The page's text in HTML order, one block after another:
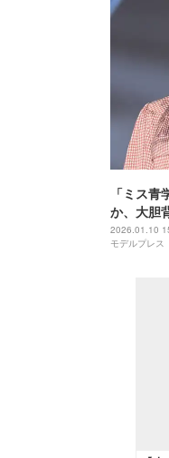
「ミス
か、大胆
響「ボデ
スタイル」
2026.01.10
モデルプレス